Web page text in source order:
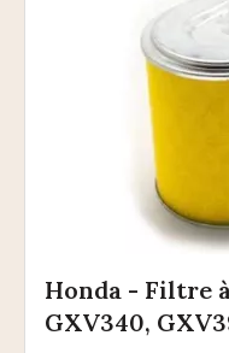
Honda - Filtre
GXV340,